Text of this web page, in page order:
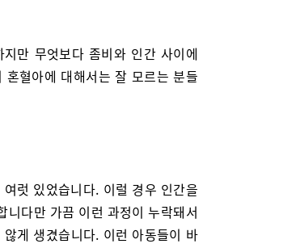
만 무엇보다 좀비와 인간 사이에
혈아에 대해서는 잘 모르는 분들
럿 있었습니다. 이럴 경우 인간을
다만 가끔 이런 과정이 누락돼서
게 생겼습니다. 이런 아동들이 바